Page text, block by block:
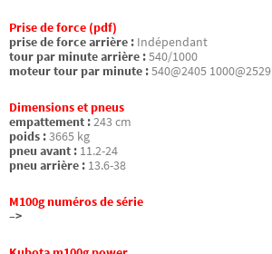
Prise de force (pdf)
prise de force arrière : Indépendant
tour par minute arrière :540/1000
moteur tour par minute :540@2405 1000@2529
Dimensions et pneus
empattement :243 cm
poids :3665 kg
pneu avant : 11.2-24
pneu arrière : 13.6-38
M100g numéros de série
–>